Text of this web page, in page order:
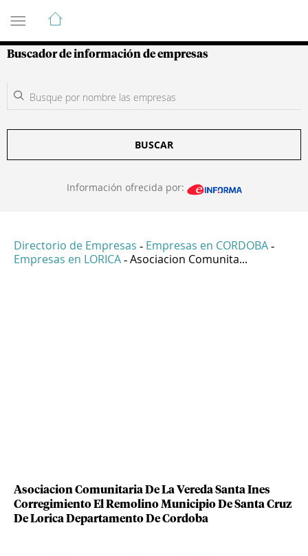
Guía de Empresas Colombianas
Buscador de información de empresas
BUSCAR
Información ofrecida por:
Directorio de Empresas - Empresas en CORDOBA -
Empresas en LORICA - Asociacion Comunita...
Asociacion Comunitaria De La Vereda Santa Ines
Corregimiento El Remolino Municipio De Santa Cruz
De Lorica Departamento De Cordoba